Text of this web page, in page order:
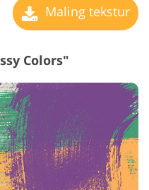
Maling tekstur
Colors"